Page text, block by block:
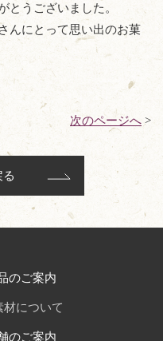
とうございました。
んにとって思い出のお菓
次のページへ >
のご案内
材について
のご案内